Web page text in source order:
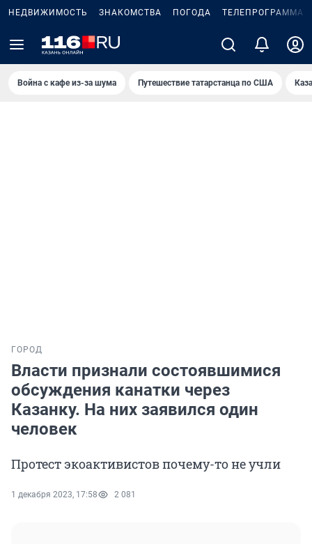
НЕДВИЖИМОСТЬ ЗНАКОМСТВА ПОГОДА ТЕЛЕПРОГРАММА
Война с кафе из-за шума Путешествие татарстанца по США
ГОРОД
Власти признали состоявшимися
обсуждения канатки через
Казанку. На них заявился один
человек
Протест экоактивистов почему-то не учли
1 декабря 2023, 17:58 2 081